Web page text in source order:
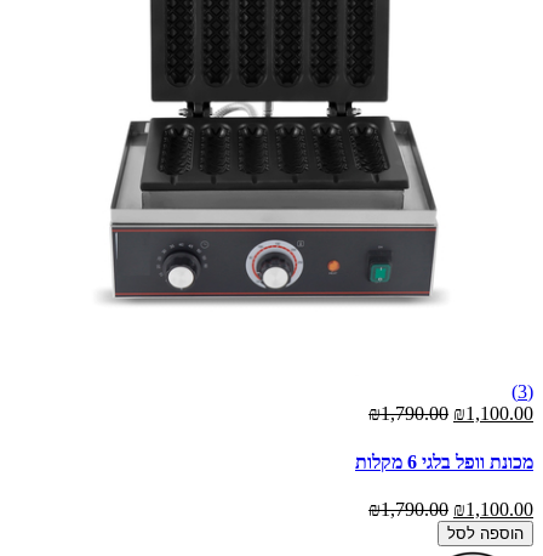
(3)
₪1,100.00
₪1,790.00
מכונת וופל בלגי 6 מקלות
₪1,100.00
₪1,790.00
הוספה לסל